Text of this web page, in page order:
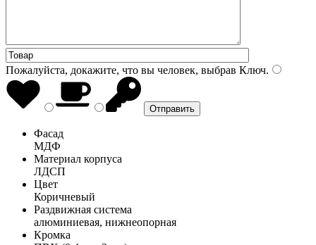
Пожалуйста, докажите, что вы человек, выбрав Ключ.
Фасад
МДФ
Материал корпуса
ЛДСП
Цвет
Коричневый
Раздвижная система
алюминиевая, нижнеопорная
Кромка